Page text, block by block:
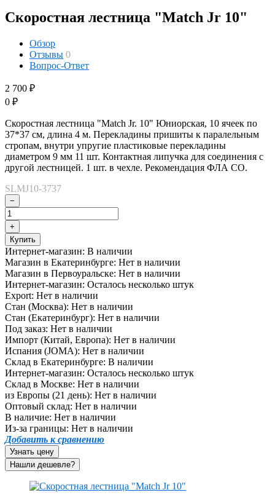
Скоростная лестница "Match Jr 10"
Обзор
Отзывы 0
Вопрос-Ответ
2 700 ₽
0 ₽
Скоростная лестница "Match Jr. 10" Юниорская, 10 ячеек по
37*37 см, длина 4 м. Перекладины пришиты к паралельным
стропам, внутри упругие пластиковые перекладины
диаметром 9 мм 11 шт. Контактная липучка для соединения с
другой лестницей. 1 шт. в чехле. Рекомендация ФЛА СО.
SLMJ10-3737
−
+
Купить
Интернет-магазин: В наличии
Магазин в Екатеринбурге: Нет в наличии
Магазин в Первоуральске: Нет в наличии
Интернет-магазин: Осталось несколько штук
Export: Нет в наличии
Стан (Москва): Нет в наличии
Стан (Екатеринбург): Нет в наличии
Под заказ: Нет в наличии
Импорт (Китай, Европа): Нет в наличии
Испания (JOMA): Нет в наличии
Склад в Екатеринбурге: В наличии
Интернет-магазин: Осталось несколько штук
Склад в Москве: Нет в наличии
из Европы (21 день): Нет в наличии
Оптовый склад: Нет в наличии
В наличие: Нет в наличии
Из-за границы: Нет в наличии
Добавить к сравнению
Узнать цену